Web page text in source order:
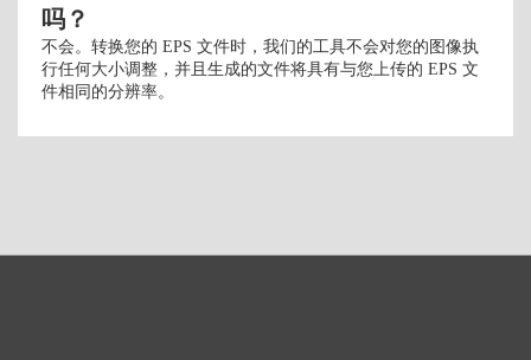
吗？
不会。转换您的 EPS 文件时，我们的工具不会对您的图像执
行任何大小调整，并且生成的文件将具有与您上传的 EPS 文
件相同的分辨率。